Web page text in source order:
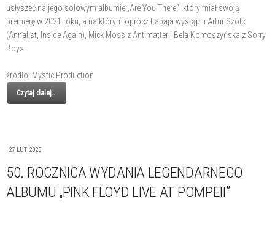
usłyszeć na jego solowym albumie „Are You There", który miał swoją
premierę w 2021 roku, a na którym oprócz Łapaja wystąpili Artur Szolc
(Annalist, Inside Again), Mick Moss z Antimatter i Bela Komoszyńska z Sorry
Boys.
źródło: Mystic Production
Czytaj dalej...
27 LUT 2025
50. ROCZNICA WYDANIA LEGENDARNEGO
ALBUMU „PINK FLOYD LIVE AT POMPEII”